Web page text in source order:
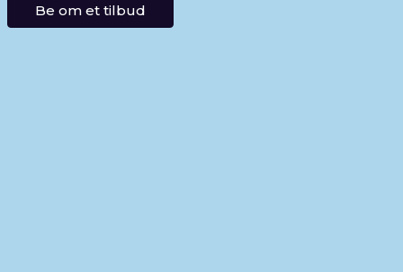
Be om et tilbud